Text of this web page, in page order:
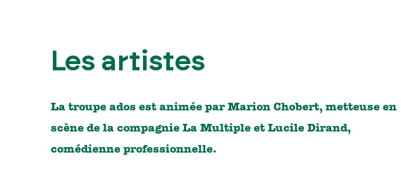
Les artistes
La troupe ados est animée par Marion Chobert, metteuse en
scène de la compagnie La Multiple et Lucile Dirand,
comédienne professionnelle.